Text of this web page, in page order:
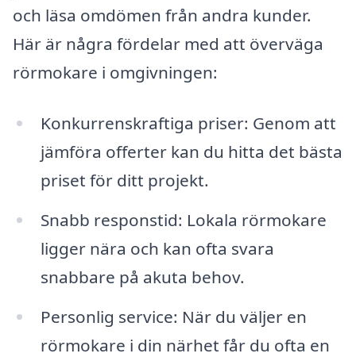
och läsa omdömen från andra kunder.
Här är några fördelar med att överväga
rörmokare i omgivningen:
Konkurrenskraftiga priser: Genom att
jämföra offerter kan du hitta det bästa
priset för ditt projekt.
Snabb responstid: Lokala rörmokare
ligger nära och kan ofta svara
snabbare på akuta behov.
Personlig service: När du väljer en
rörmokare i din närhet får du ofta en